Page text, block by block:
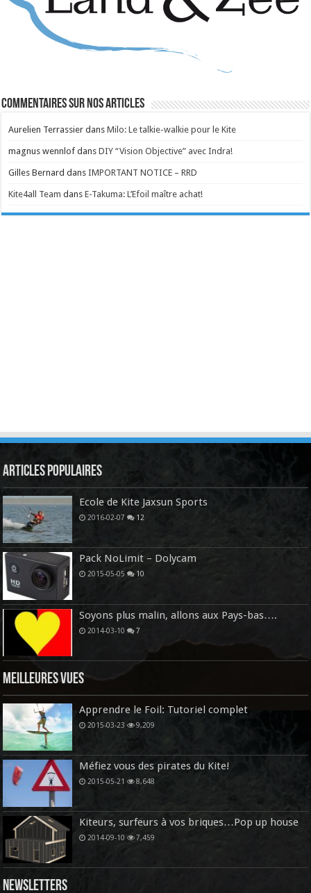
Commentaires sur nos articles
Aurelien Terrassier dansMilo: Le talkie-walkie pour le Kite
magnus wennlof dansDIY “Vision Objective” avec Indra!
Gilles Bernard dansIMPORTANT NOTICE – RRD
Kite4all Team dansE-Takuma: L’Efoil maître achat!
Articles Populaires
Ecole de Kite Jaxsun Sports
2016-02-07 12
Pack NoLimit – Dolycam
2015-05-05 10
Soyons plus malin, allons aux Pays-bas….
2014-03-10 7
Meilleures vues
Apprendre le Foil: Tutoriel complet
2015-03-23 9,209
Méfiez vous des pirates du Kite!
2015-05-21 8,648
Kiteurs, surfeurs à vos briques…Pop up house
2014-09-10 7,459
Newsletters